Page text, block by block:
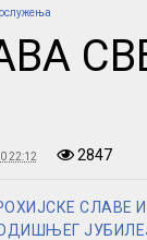
22:12 2847
СЛАВЕ И